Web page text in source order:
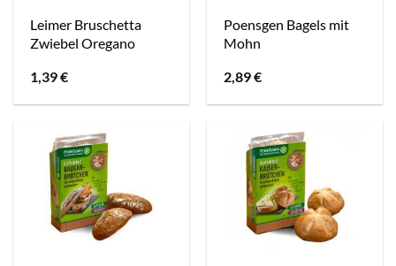
Leimer Bruschetta
Zwiebel Oregano
1,39€
Poensgen Bagels mit
Mohn
2,89€